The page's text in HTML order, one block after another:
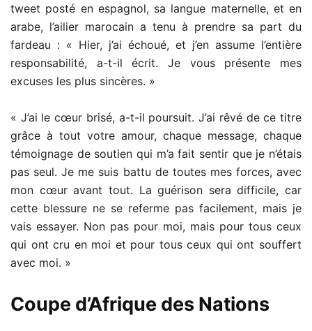
tweet posté en espagnol, sa langue maternelle, et en
arabe, l’ailier marocain a tenu à prendre sa part du
fardeau : « Hier, j’ai échoué, et j’en assume l’entière
responsabilité, a-t-il écrit. Je vous présente mes
excuses les plus sincères. »
« J’ai le cœur brisé, a-t-il poursuit. J’ai rêvé de ce titre
grâce à tout votre amour, chaque message, chaque
témoignage de soutien qui m’a fait sentir que je n’étais
pas seul. Je me suis battu de toutes mes forces, avec
mon cœur avant tout. La guérison sera difficile, car
cette blessure ne se referme pas facilement, mais je
vais essayer. Non pas pour moi, mais pour tous ceux
qui ont cru en moi et pour tous ceux qui ont souffert
avec moi. »
Coupe d’Afrique des Nations